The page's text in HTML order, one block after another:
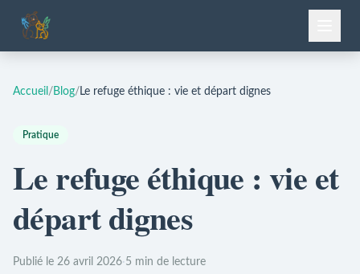
Accueil / Blog/ Le refuge éthique : vie et départ dignes
Pratique
Le refuge éthique : vie et
départ dignes
Publié le 26 avril 2026·5 min de lecture